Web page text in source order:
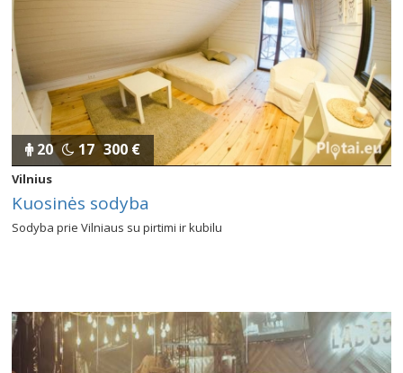
20 17 300 €
Vilnius
Kuosinės sodyba
Sodyba prie Vilniaus su pirtimi ir kubilu